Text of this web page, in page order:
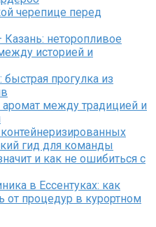
черепице перед
неторопливое
историей и
прогулка из
аромат между традицией и
гид для команды
и как не ошибиться с
в Ессентуках: как
от процедур в курортном